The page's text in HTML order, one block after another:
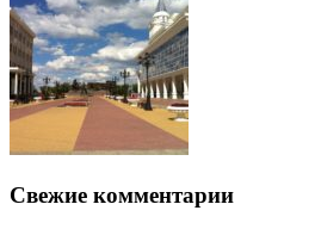
Свежие комментарии